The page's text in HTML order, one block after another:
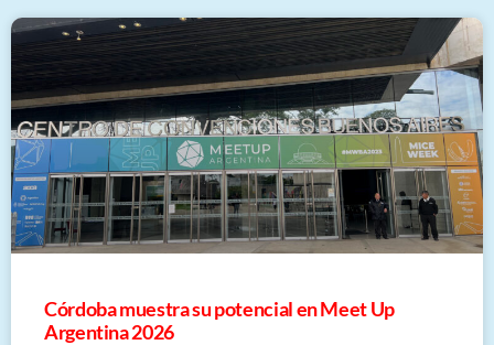
Córdoba muestra su potencial en Meet Up
Argentina 2026